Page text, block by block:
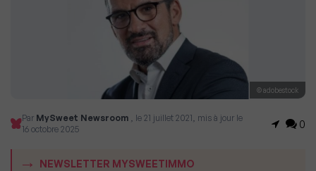
© adobestock
Par MySweet Newsroom , le 21 juillet 2021, mis à jour le
16 octobre 2025
0
NEWSLETTER MYSWEETIMMO